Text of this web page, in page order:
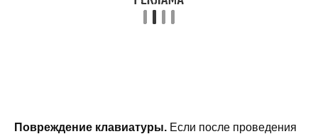
Повреждение клавиатуры. Если после проведения